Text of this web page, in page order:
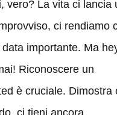
vero? La vita ci lancia
ci rendiamo
importante. Ma
Riconoscere un
è cruciale. Dimostra